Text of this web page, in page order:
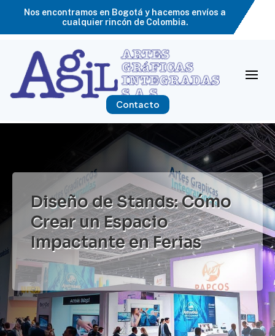
Nos encontramos en Bogotá y hacemos envíos a
cualquier rincón de Colombia.
Contacto
Diseño de Stands: Cómo
Crear un Espacio
Impactante en Ferias